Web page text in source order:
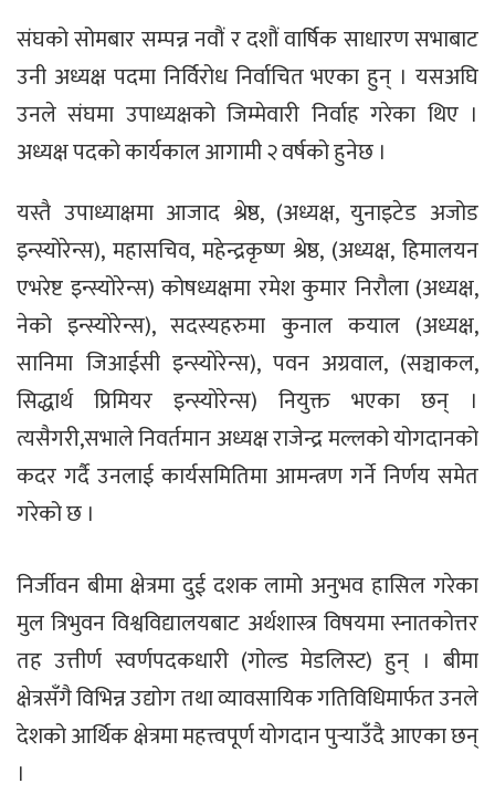
संघको सोमबार सम्पन्न नवौं र दशौं वार्षिक साधारण सभाबाट
उनी अध्यक्ष पदमा निर्विरोध निर्वाचित भएका हुन् । यसअघि
उनले संघमा उपाध्यक्षको जिम्मेवारी निर्वाह गरेका थिए ।
अध्यक्ष पदको कार्यकाल आगामी २ वर्षको हुनेछ ।
यस्तै उपाध्याक्षमा आजाद श्रेष्ठ, (अध्यक्ष, युनाइटेड अजोड
इन्स्योरेन्स), महासचिव, महेन्द्रकृष्ण श्रेष्ठ, (अध्यक्ष, हिमालयन
एभरेष्ट इन्स्योरेन्स) कोषध्यक्षमा रमेश कुमार निरौला (अध्यक्ष,
नेको इन्स्योरेन्स), सदस्यहरुमा कुनाल कयाल (अध्यक्ष,
सानिमा जिआईसी इन्स्योरेन्स), पवन अग्रवाल, (सञ्चाकल,
सिद्धार्थ प्रिमियर इन्स्योरेन्स) नियुक्त भएका छन् ।
त्यसैगरी,सभाले निवर्तमान अध्यक्ष राजेन्द्र मल्लको योगदानको
कदर गर्दै उनलाई कार्यसमितिमा आमन्त्रण गर्ने निर्णय समेत
गरेको छ ।
निर्जीवन बीमा क्षेत्रमा दुई दशक लामो अनुभव हासिल गरेका
मुल त्रिभुवन विश्वविद्यालयबाट अर्थशास्त्र विषयमा स्नातकोत्तर
तह उत्तीर्ण स्वर्णपदकधारी (गोल्ड मेडलिस्ट) हुन् । बीमा
क्षेत्रसँगै विभिन्न उद्योग तथा व्यावसायिक गतिविधिमार्फत उनले
देशको आर्थिक क्षेत्रमा महत्त्वपूर्ण योगदान पुर्‍याउँदै आएका छन्
।